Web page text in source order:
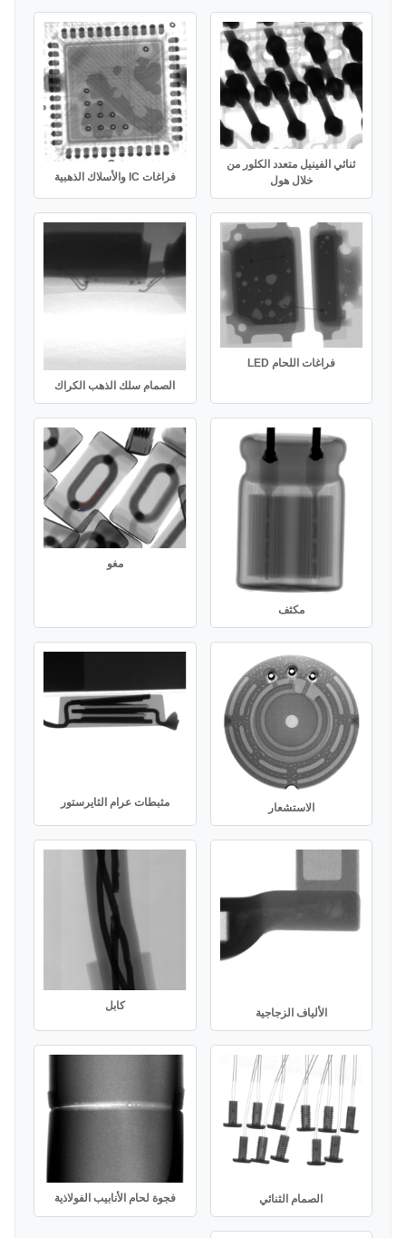
ثنائي الفينيل متعدد الكلور من
خلال هول
فراغات IC والأسلاك الذهبية
فراغات اللحام LED
الصمام سلك الذهب الكراك
مكثف
مغو
الاستشعار مثبطات عرام الثايرستور
الألياف الزجاجية
كابل
الصمام الثنائي فجوة لحام الأنابيب الفولاذية